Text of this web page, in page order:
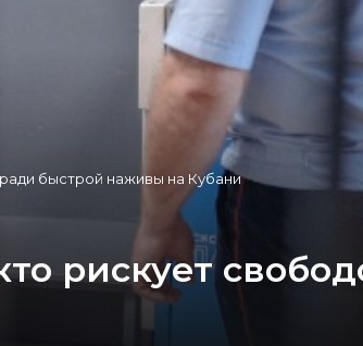
быстрой наживы на Кубани
рискует